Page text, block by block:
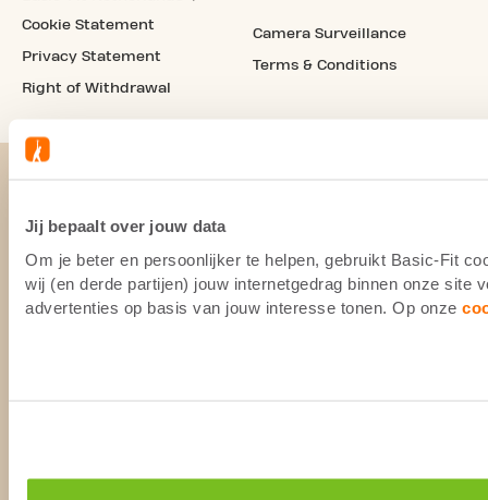
Jij bepaalt over jouw data
Om je beter en persoonlijker te helpen, gebruikt Basic-Fit
wij (en derde partijen) jouw internetgedrag binnen onze site
advertenties op basis van jouw interesse tonen. Op onze
Cookie Statement
Privacy Statement
Right of Withdrawal
Camera Surveillance
Terms & Conditions